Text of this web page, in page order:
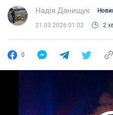
Надія Данищук
21.03.2026 01:02 2
0